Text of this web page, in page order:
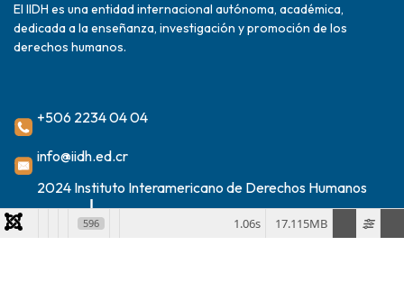
El IIDH es una entidad internacional autónoma, académica,
dedicada a la enseñanza, investigación y promoción de los
derechos humanos.
+506 2234 04 04
info@iidh.ed.cr
2024 Instituto Interamericano de Derechos Humanos
596 17.115MB
1.06s